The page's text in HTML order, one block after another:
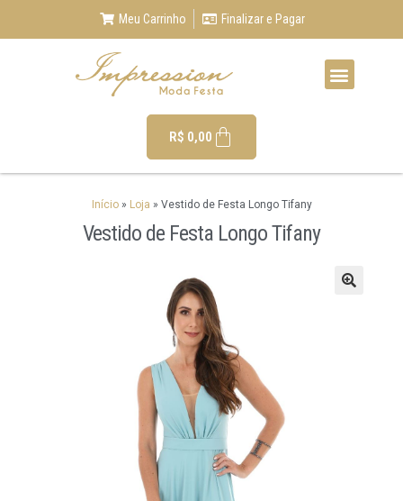
Meu Carrinho Finalizar e Pagar
R$ 0,00
Início» Loja » Vestido de Festa Longo Tifany
Vestido de Festa Longo Tifany